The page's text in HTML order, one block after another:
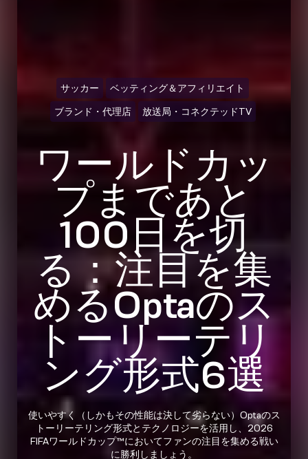
サッカー ベッティング＆アフィリエイト
ブランド・代理店 放送局・コネクテッドTV
ワールドカッ
プまであと
100日を切
る：注目を集
めるOptaのス
トーリーテリ
ング形式6選
使いやすく（しかもその性能は決して劣らない）Optaのス
トーリーテリング形式とテクノロジーを活用し、2026
FIFAワールドカップ™においてファンの注目を集める戦い
に勝利しましょう。